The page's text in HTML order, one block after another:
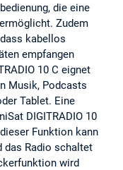
die eine
Zudem
kabellos
empfangen
10 C eignet
Musik, Podcasts
Tablet. Eine
DIGITRADIO 10
Funktion kann
das Radio schaltet
wird